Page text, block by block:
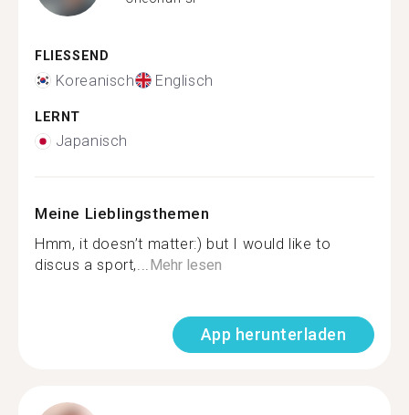
FLIESSEND
Koreanisch Englisch
LERNT
Japanisch
Meine Lieblingsthemen
Hmm, it doesn’t matter:) but I would like to
discus a sport,...Mehr lesen
App herunterladen